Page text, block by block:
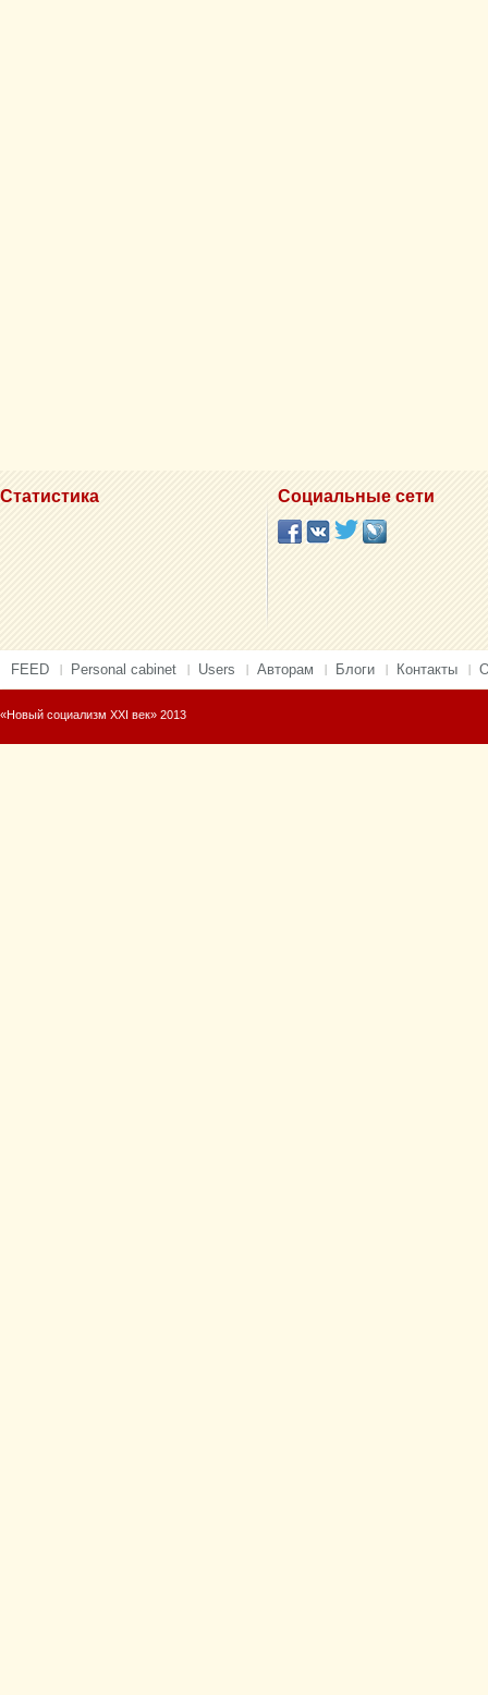
Статистика Социальные сети
FEED Personal cabinet Users Авторам Блоги Контакты
«Новый социализм XXI век» 2013